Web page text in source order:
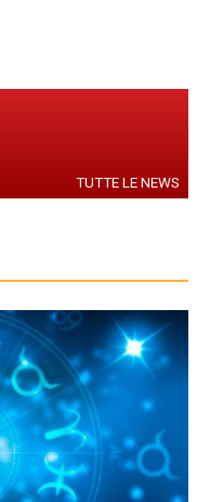
TUTTE LE NEWS